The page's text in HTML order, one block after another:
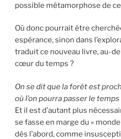
possible métamorphose de ce
Où donc pourrait être
espérance, sinon dans
traduit ce nouveau livre, au-
cœur du temps ?
On se dit que la forêt est
où l’on pourra passer le
Et il est d’autant plus
se fasse en marge du «
dès l’abord, comme